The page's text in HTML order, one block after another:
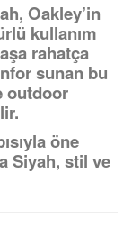
Oakley’in
kullanım
rahatça
sunan bu
outdoor
öne
Siyah, stil ve